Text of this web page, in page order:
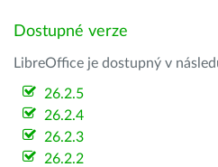
Dostupné verze
LibreOffice je dostupný v
26.2.5
26.2.4
26.2.3
26.2.2